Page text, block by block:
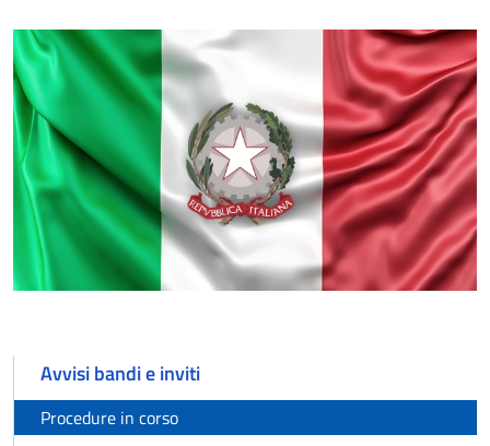
Avvisi bandi e inviti
Procedure in corso